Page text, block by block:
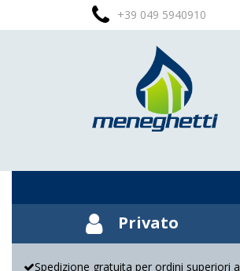
+39 049 5940910
Privato
Spedizione gratuita per ordini superiori a